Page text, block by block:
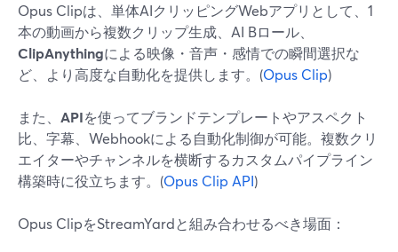
Opus Clipは、単体AIクリッピングWebアプリとして、1
本の動画から複数クリップ生成、AI Bロール、
ClipAnythingによる映像・音声・感情での瞬間選択な
ど、より高度な自動化を提供します。(Opus Clip)
また、 APIを使ってブランドテンプレートやアスペクト
比、字幕、Webhookによる自動化制御が可能。複数クリ
エイターやチャンネルを横断するカスタムパイプライン
構築時に役立ちます。(Opus Clip API)
Opus ClipをStreamYardと組み合わせるべき場面：